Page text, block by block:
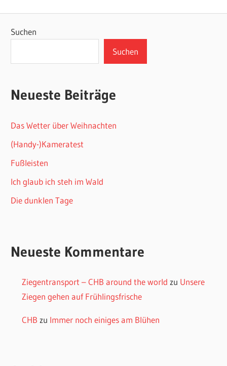
Suchen
Suchen
Neueste Beiträge
Das Wetter über Weihnachten
(Handy-)Kameratest
Fußleisten
Ich glaub ich steh im Wald
Die dunklen Tage
Neueste Kommentare
Ziegentransport – CHB around the world zu Unsere
Ziegen gehen auf Frühlingsfrische
CHB zu Immer noch einiges am Blühen